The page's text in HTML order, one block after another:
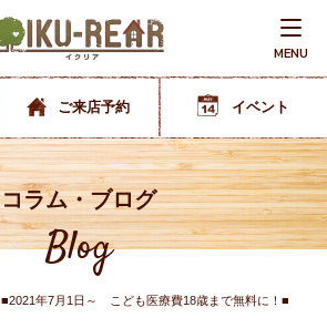
MENU
ご来店予約 イベント
コラム・ブログ
Blog
■2021年7月1日～ こども医療費18歳まで無料に！■